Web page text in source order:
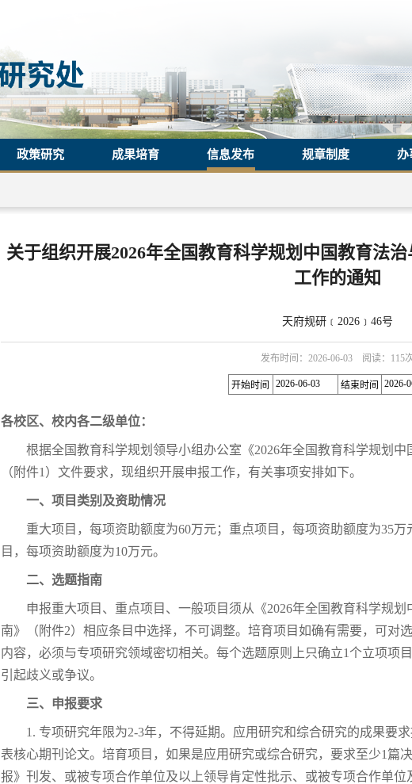
政策研究 成果培育 信息发布 规章制度 办
关于组织开展2026年全国教育科学规划中国教育法
工作的通知
天府规研﹝2026﹞46号
发布时间：2026-06-03 阅读： 115
开始时间 2026-06-03 结束时间 2026-
各校区、校内各二级单位：
根据全国教育科学规划领导小组办公室《2026年全国教育科学规划
（附件1）文件要求，现组织开展申报工作，有关事项安排如下。
一、 项目类别及资助情况
重大项目，每项资助额度为60万元；重点项目，每项资助额度为35
目，每项资助额度为10万元。
二、 选题指南
申报重大项目、重点项目、一般项目须从《2026年全国教育科学规
南》（附件2）相应条目中选择，不可调整。培育项目如确有需要，可对
内容，必须与专项研究领域密切相关。每个选题原则上只确立1个立项项
引起歧义或争议。
三、申报要求
1. 专项研究年限为2-3年，不得延期。应用研究和综合研究的成果要
表核心期刊论文。培育项目，如果是应用研究或综合研究，要求至少1篇
报》刊发、或被专项合作单位及以上领导肯定性批示、或被专项合作单